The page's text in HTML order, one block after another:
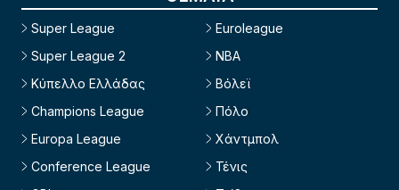
Super League
Super League 2
Κύπελλο Ελλάδας
Champions League
Europa League
Conference League
Euroleague
NBA
Βόλεϊ
Πόλο
Χάντμπολ
Τένις